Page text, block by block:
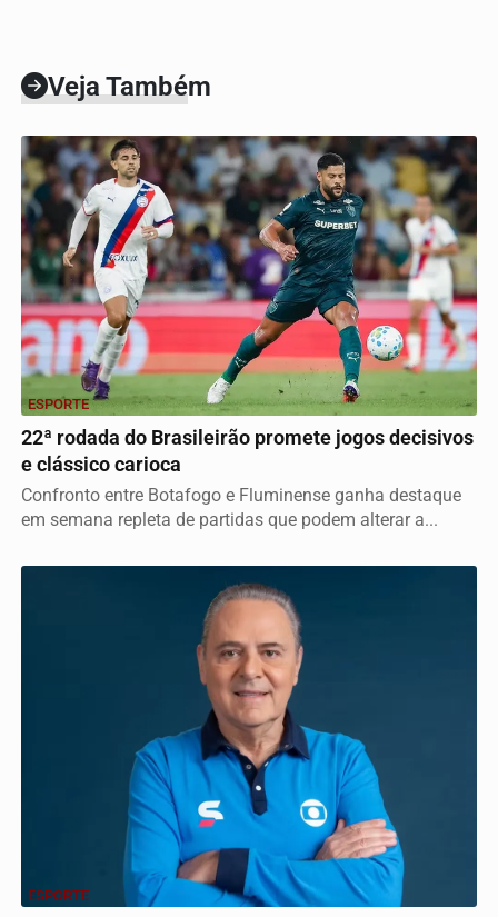
Veja Também
ESPORTE
22ª rodada do Brasileirão promete jogos decisivos
e clássico carioca
Confronto entre Botafogo e Fluminense ganha destaque
em semana repleta de partidas que podem alterar a...
ESPORTE